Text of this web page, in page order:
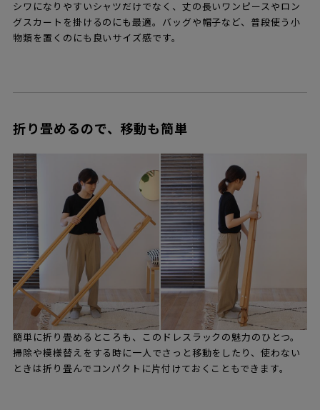
シワになりやすいシャツだけでなく、丈の長いワンピースやロン
グスカートを掛けるのにも最適。バッグや帽子など、普段使う小
物類を置くのにも良いサイズ感です。
折り畳めるので、移動も簡単
簡単に折り畳めるところも、このドレスラックの魅力のひとつ。
掃除や模様替えをする時に一人でさっと移動をしたり、使わない
ときは折り畳んでコンパクトに片付けておくこともできます。